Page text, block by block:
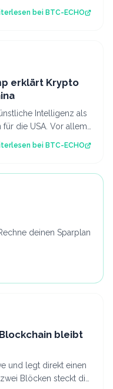
bei BTC-ECHO
erklärt Krypto
Intelligenz als
die USA. Vor allem
bei BTC-ECHO
deinen Sparplan
bleibt
und legt direkt einen
Blöcken steckt die